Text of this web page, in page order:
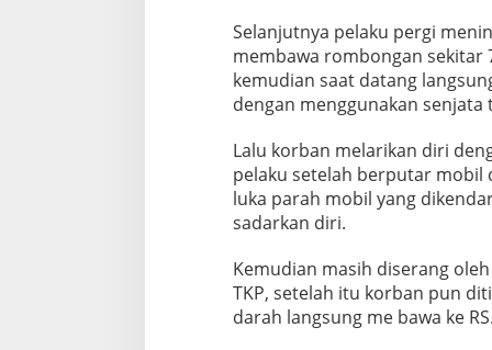
i
k
e
r
o
o
k
Selanjutnya pelaku pergi
membawa rombongan
kemudian saat datang
dengan menggunakan senjata
Lalu korban melarikan diri
pelaku setelah berputar mobil
luka parah mobil yang
sadarkan diri.
Kemudian masih diserang
TKP, setelah itu korban pun
darah langsung me bawa ke